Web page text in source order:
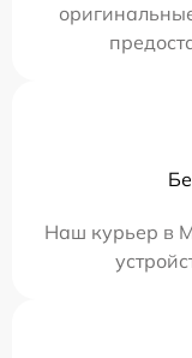
Наш курьер в